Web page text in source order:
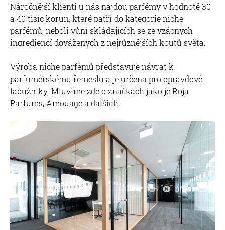
Náročnější klienti u nás najdou parfémy v hodnotě 30
a 40 tisíc korun, které patří do kategorie niche
parfémů, neboli vůní skládajících se ze vzácných
ingrediencí dovážených z nejrůznějších koutů světa.
Výroba niche parfémů představuje návrat k
parfumérskému řemeslu a je určena pro opravdové
labužníky. Mluvíme zde o značkách jako je Roja
Parfums, Amouage a dalších.